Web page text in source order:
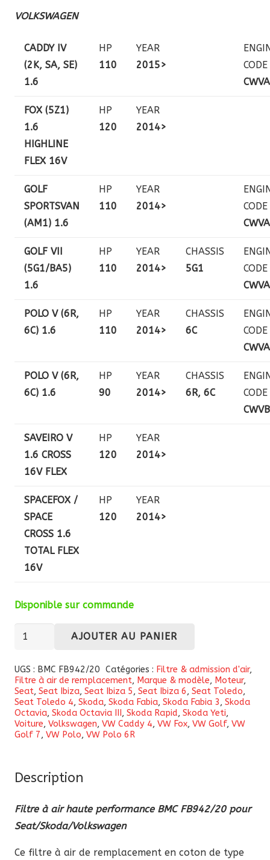
VOLKSWAGEN
CADDY IV
(2K, SA, SE)
1.6
HP
110
YEAR
2015>
CODE
CWVA
FOX (5Z1)
1.6
HIGHLINE
FLEX 16V
HP
120
YEAR
2014>
GOLF
SPORTSVAN
(AM1) 1.6
HP
110
YEAR
2014>
CODE
CWVA
GOLF VII
(5G1/BA5)
1.6
HP
110
YEAR
2014>
CHASSIS
5G1
CODE
CWVA
POLO V (6R,
6C) 1.6
HP
110
YEAR
2014>
CHASSIS
6C
CODE
CWVA
POLO V (6R,
6C) 1.6
HP
90
YEAR
2014>
CHASSIS
6R, 6C
CODE
CWVB
SAVEIRO V
1.6 CROSS
16V FLEX
HP
120
YEAR
2014>
SPACEFOX /
SPACE
CROSS 1.6
TOTAL FLEX
16V
HP
120
YEAR
2014>
Disponible sur commande
quantité
Filtre
à
air
haute
performance
pour
AJOUTER AU PANIER
UGS : BMC FB942/20 Catégories : Filtre & admission d'air,
Filtre à air de remplacement, Marque & modèle, Moteur,
Seat, Seat Ibiza, Seat Ibiza 5, Seat Ibiza 6, Seat Toledo,
Seat Toledo 4, Skoda, Skoda Fabia, Skoda Fabia 3, Skoda
Octavia, Skoda Octavia III , Skoda Rapid, Skoda Yeti,
Voiture, Volkswagen, VW Caddy 4, VW Fox, VW Golf, VW
Golf 7, VW Polo, VW Polo 6R
Description
Filtre à air haute performance BMC FB942/20 pour
Seat/Skoda/Volkswagen
Ce filtre à air de remplacement en coton de type